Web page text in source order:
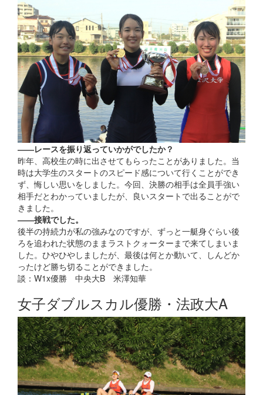
――レースを振り返っていかがでしたか？
昨年、高校生の時に出させてもらったことがありました。当
時は大学生のスタートのスピード感について行くことができ
ず、悔しい思いをしました。今回、決勝の相手は全員手強い
相手だとわかっていましたが、良いスタートで出ることがで
きました。
――接戦でした。
後半の持続力が私の強みなのですが、ずっと一艇身ぐらい後
ろを追われた状態のままラストクォーターまで来てしまいま
した。ひやひやしましたが、最後は何とか動いて、しんどか
ったけど勝ち切ることができました。
談：W1x優勝 中央大B 米澤知華
女子ダブルスカル優勝・法政大A